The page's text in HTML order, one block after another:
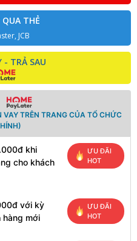
QUA THẺ
JCB
- TRẢ SAU
TRÊN TRANG CỦA TỔ CHỨC
khi
cho khách
ƯU ĐÃI
HOT
với kỳ
hàng mới
ƯU ĐÃI
HOT